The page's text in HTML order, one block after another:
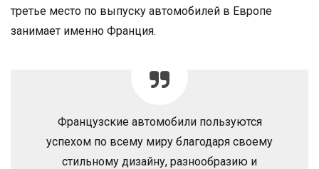
третье место по выпуску автомобилей в Европе
занимает именно Франция.
Французские автомобили пользуются
успехом по всему миру благодаря своему
стильному дизайну, разнообразию и